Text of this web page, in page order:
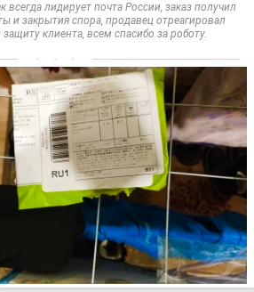
лидирует почта России, заказ получил
и закрытия спора, продавец отреагировал
клиента, всем спасибо за роботу.